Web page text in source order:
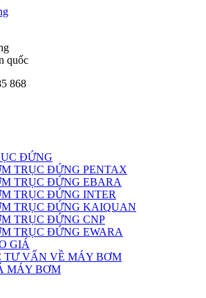
quốc
868
ĐỨNG
TRỤC ĐỨNG PENTAX
TRỤC ĐỨNG EBARA
TRỤC ĐỨNG INTER
TRỤC ĐỨNG KAIQUAN
TRỤC ĐỨNG CNP
TRỤC ĐỨNG EWARA
GIÁ
TƯ VẤN VỀ MÁY BƠM
MÁY BƠM